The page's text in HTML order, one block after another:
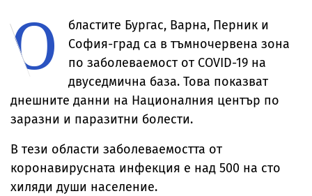
О
бластите Бургас, Варна, Перник и
София-град са в тъмночервена зона
по заболеваемост от COVID-19 на
двуседмична база. Това показват
днешните данни на Националния център по
заразни и паразитни болести.
В тези области заболеваемостта от
коронавирусната инфекция е над 500 на сто
хиляди души население.